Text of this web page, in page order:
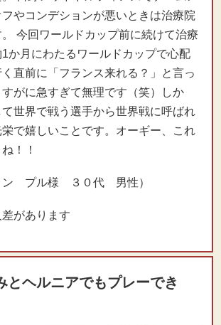
やコンデションが悪いときは治療院
今回ワールドカップ前に続けて治療
か月にわたるワールドカップで心配
直前に「フランス来れる？」と言っ
がに急すぎて無理です（笑）しか
世界で戦う選手から世界戦に呼ばれ
で嬉しいことです。オーギー、これ
！！
ン プル様 ３０代 男性）
があります
とヘルニアでもプレーでき